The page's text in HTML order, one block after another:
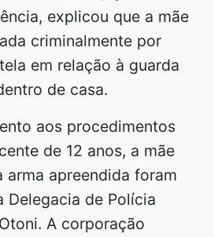
explicou que a mãe
criminalmente por
em relação à guarda
de casa.
aos procedimentos
de 12 anos, a mãe
arma apreendida foram
Delegacia de Polícia
A corporação